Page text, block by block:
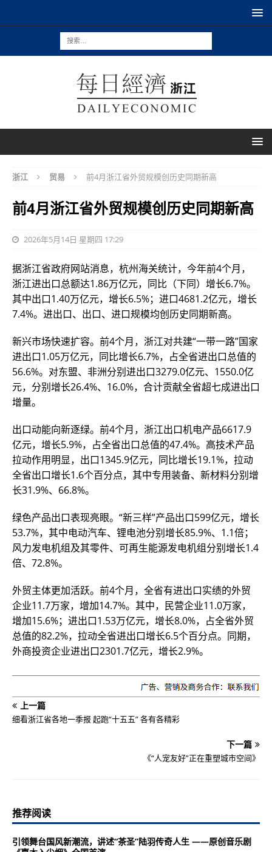
浙江 贸易 前4月浙江省外贸规模创历史同期新高
前4月浙江省外贸规模创历史同期新高
2026年5月14日 星期四 17:29
据浙江省政府网站消息，杭州海关统计，今年前4个月，
浙江进出口总额达1.86万亿元，同比（下同）增长6.7%。
其中出口1.40万亿元，增长6.5%；进口4681.2亿元，增长
7.4%。进出口、出口、进口规模均创历史同期新高。
新兴市场快速扩容。前4个月，浙江对共建“一带一路”国家
进出口1.05万亿元，同比增长6.7%，占全省进出口总值的
56.6%。对东盟、非洲分别进出口3279.0亿元、1550.0亿
元，分别增长26.4%、16.0%，合计贡献全省超七成进出口
增量。
出口动能向新逐绿。前4个月，浙江出口机电产品6617.9
亿元，增长5.9%，占全省出口总值的47.4%。高技术产品
拉动作用明显，出口1345.9亿元，同比增长19.1%，拉动
全省出口增长1.6个百分点，其中专用装备、新材料分别增
长31.9%、66.8%。
绿色产品出口表现亮眼。“新三样”产品出口599亿元，增长
53.7%，其中电动汽车、锂电池分别增长85.9%、1.1倍；
风力发电机组及其零件、可再生能源发电机组分别增长1.4
倍、72.8%。
外贸主体更加活跃。前4个月，全省有进出口实绩的外贸
企业11.7万家，增加14.7%。其中，民营企业11.0万家，
增加15.6%；进出口1.53万亿元，增长8.0%，占全省外贸
总值的82.2%，拉动全省进出口增长6.5个百分点。同期，
外商投资企业进出口2301.7亿元，增长2.9%。
上一篇
细看浙江省各地一季报 起跑“十五五” 各有各精彩
下一篇
《“人宠友好”正在重塑城市空间》
推荐阅读
引领舞台国风新潮流，讲述“茶圣”陆羽传奇人生 ——原创音乐剧